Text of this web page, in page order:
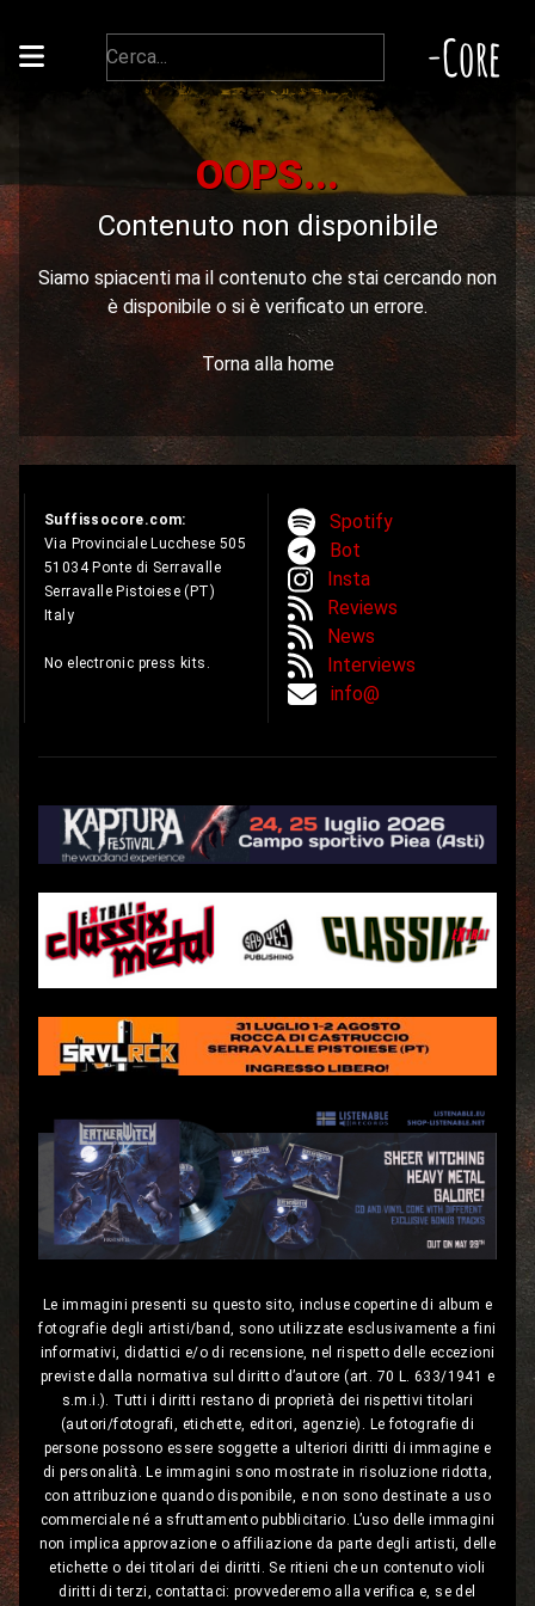
-Core
OOPS...
Contenuto non disponibile
Siamo spiacenti ma il contenuto che stai cercando non
è disponibile o si è verificato un errore.
Torna alla home
Suffissocore.com:
Via Provinciale Lucchese 505
51034 Ponte di Serravalle
Serravalle Pistoiese (PT)
Italy
No electronic press kits.
Spotify
Bot
Insta
Reviews
News
Interviews
info@
Le immagini presenti su questo sito, incluse copertine di album e
fotografie degli artisti/band, sono utilizzate esclusivamente a fini
informativi, didattici e/o di recensione, nel rispetto delle eccezioni
previste dalla normativa sul diritto d’autore (art. 70 L. 633/1941 e
s.m.i.). Tutti i diritti restano di proprietà dei rispettivi titolari
(autori/fotografi, etichette, editori, agenzie). Le fotografie di
persone possono essere soggette a ulteriori diritti di immagine e
di personalità. Le immagini sono mostrate in risoluzione ridotta,
con attribuzione quando disponibile, e non sono destinate a uso
commerciale né a sfruttamento pubblicitario. L’uso delle immagini
non implica approvazione o affiliazione da parte degli artisti, delle
etichette o dei titolari dei diritti. Se ritieni che un contenuto violi
diritti di terzi, contattaci: provvederemo alla verifica e, se del